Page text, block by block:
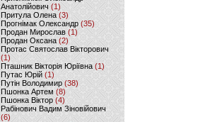
Анатолійович (1)
Притула Олена (3)
Прогнімак Олександр(35)
Продан Мирослав(1)
Продан Оксана (2)
Протас Святослав Вікторович
(1)
Пташник Вікторія Юріївна (1)
Путас Юрій (1)
Путін Володимир(38)
Пшонка Артем (8)
Пшонка Віктор(4)
Рабінович Вадим Зіновійович
(6)